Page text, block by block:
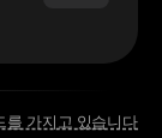
를 가지고 있습니다